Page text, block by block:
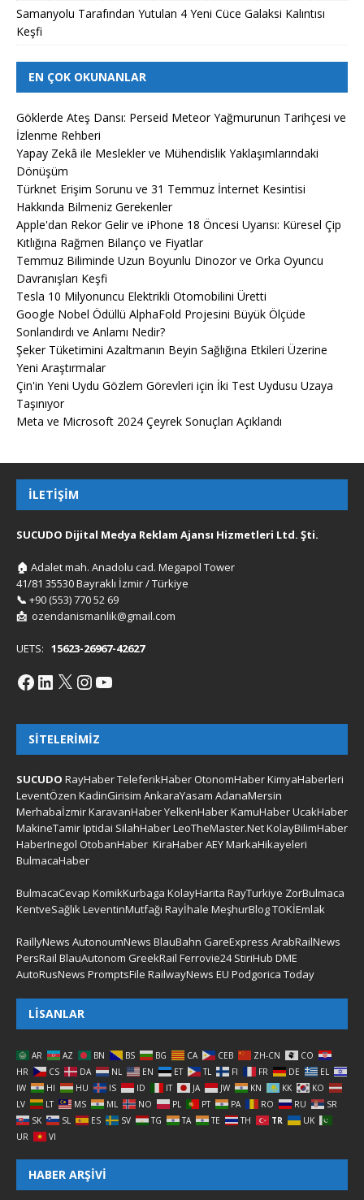
Samanyolu Tarafından Yutulan 4 Yeni Cüce Galaksi Kalıntısı
Keşfi
EN ÇOK OKUNANLAR
Göklerde Ateş Dansı: Perseid Meteor Yağmurunun Tarihçesi ve
İzlenme Rehberi
Yapay Zekâ ile Meslekler ve Mühendislik Yaklaşımlarındaki
Dönüşüm
Türknet Erişim Sorunu ve 31 Temmuz İnternet Kesintisi
Hakkında Bilmeniz Gerekenler
Apple'dan Rekor Gelir ve iPhone 18 Öncesi Uyarısı: Küresel Çip
Kıtlığına Rağmen Bilanço ve Fiyatlar
Temmuz Biliminde Uzun Boyunlu Dinozor ve Orka Oyuncu
Davranışları Keşfi
Tesla 10 Milyonuncu Elektrikli Otomobilini Üretti
Google Nobel Ödüllü AlphaFold Projesini Büyük Ölçüde
Sonlandırdı ve Anlamı Nedir?
Şeker Tüketimini Azaltmanın Beyin Sağlığına Etkileri Üzerine
Yeni Araştırmalar
Çin'in Yeni Uydu Gözlem Görevleri için İki Test Uydusu Uzaya
Taşınıyor
Meta ve Microsoft 2024 Çeyrek Sonuçları Açıklandı
İLETIŞIM
SUCUDO Dijital Medya Reklam Ajansı Hizmetleri Ltd. Şti.
🏠 Adalet mah. Anadolu cad. Megapol Tower
41/81 35530 Bayraklı İzmir / Türkiye
📞 +90 (553) 770 52 69
📩 ozendanismanlik@gmail.com
UETS: 15623-26967-42627
SITELERIMIZ
SUCUDO RayHaberTeleferikHaber OtonomHaberKimyaHaberleri
LeventÖzen KadinGirisim AnkaraYasam AdanaMersin
MerhabaİzmirKaravanHaberYelkenHaberKamuHaberUcakHaber
MakineTamirIptidai SilahHaberLeoTheMaster.NetKolayBilimHaber
HaberInegol OtobanHaber KiraHaberAEYMarkaHikayeleri
BulmacaHaber
BulmacaCevap KomikKurbaga KolayHarita RayTurkiye ZorBulmaca
KentveSağlıkLeventinMutfağı Rayİhale MeşhurBlogTOKİEmlak
RaillyNews AutonoumNews BlauBahn GareExpress ArabRailNews
PersRail BlauAutonom GreekRail Ferrovie24 StiriHub DME
AutoRusNews PromptsFile RailwayNews EU Podgorica Today
LISANLAR
AR AZ BN BS BG CA CEB ZH-CN
CO
HR
CS DA NL EN ET TL FI FR DE
EL
IW
HI HU IS ID IT JA JW KN KK
KO
LV
LT MS ML NO PL PT PA RO RU
SR
SK
SL ES SV TG TA TE TH TR
UK
UR
VI
HABER ARŞIVI